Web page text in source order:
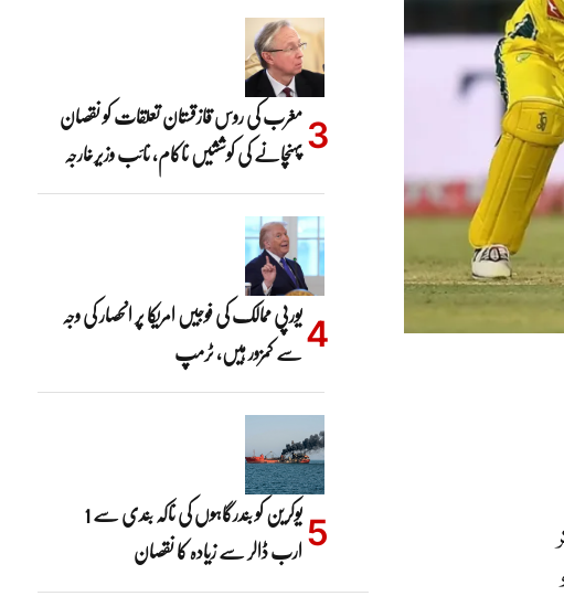
مغرب کی روس قازقستان تعلقات کو نقصان
پہنچانے کی کوششیں ناکام، نائب وزیرخارجہ
یورپی ممالک کی فوجیں امریکا پر انحصار کی وجہ
سے کمزور ہیں، ٹرمپ
یوکرین کو بندرگاہوں کی ناکہ بندی سے 1
ارب ڈالر سے زیادہ کا نقصان